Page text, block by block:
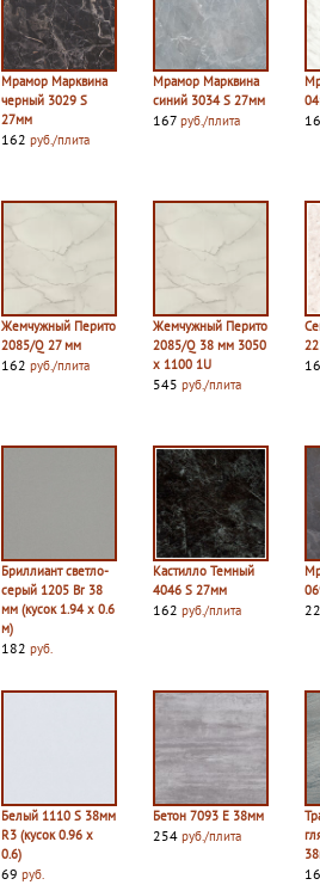
Мрамор Марквина
черный 3029 S
27мм
162руб./плита
Мрамор Марквина
синий 3034 S 27мм
167 руб./плита
Жемчужный Перито
2085/Q 27 мм
162руб./плита
Жемчужный Перито
2085/Q 38 мм 3050
х 1100 1U
545 руб./плита
Бриллиант светло-
серый 1205 Br 38
мм (кусок 1.94 х 0.6
м)
182руб.
Кастилло Темный
4046 S 27мм
162 руб./плита
Белый 1110 S 38мм
R3 (кусок 0.96 х
0.6)
69руб.
Бетон 7093 E 38мм
254 руб./плита